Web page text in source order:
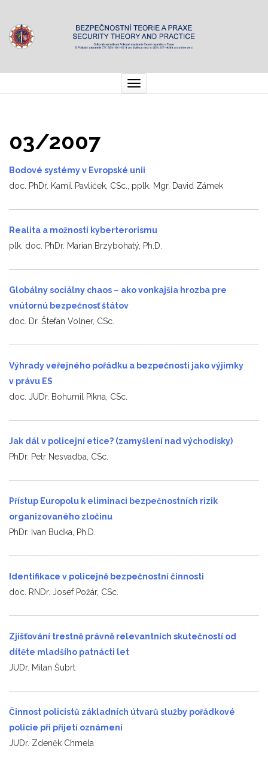
Toggle
navigation
03/2007
Bodové systémy v Evropské unii
doc. PhDr. Kamil Pavlíček, CSc., pplk. Mgr. David Zámek
Realita a možnosti kyberterorismu
plk. doc. PhDr. Marian Brzybohatý, Ph.D.
Globálny sociálny chaos – ako vonkajšia hrozba pre
vnútornú bezpečnosť štátov
doc. Dr. Štefan Volner, CSc.
Výhrady veřejného pořádku a bezpečnosti jako výjimky
v právu ES
doc. JUDr. Bohumil Pikna, CSc.
Jak dál v policejní etice? (zamyšlení nad východisky)
PhDr. Petr Nesvadba, CSc.
Přístup Europolu k eliminaci bezpečnostních rizik
organizovaného zločinu
PhDr. Ivan Budka, Ph.D.
Identifikace v policejně bezpečnostní činnosti
doc. RNDr. Josef Požár, CSc.
Zjišťování trestně právně relevantních skutečností od
dítěte mladšího patnácti let
JUDr. Milan Šubrt
Činnost policistů základních útvarů služby pořádkové
policie při přijetí oznámení
JUDr. Zdeněk Chmela